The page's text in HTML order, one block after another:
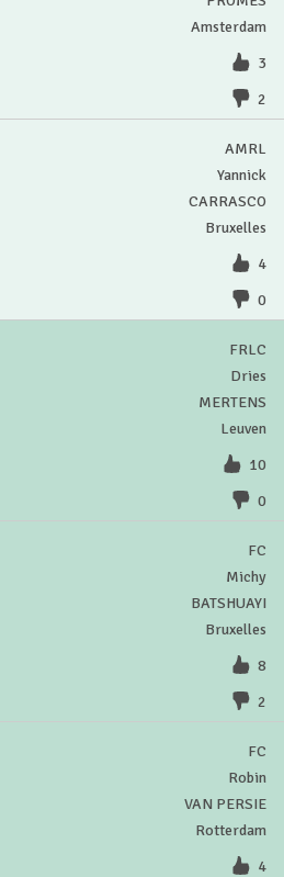
Amsterdam
3
2
AMRL
Yannick
CARRASCO
Bruxelles
4
0
FRLC
Dries
MERTENS
Leuven
10
0
FC
Michy
BATSHUAYI
Bruxelles
8
2
FC
Robin
VAN PERSIE
Rotterdam
4